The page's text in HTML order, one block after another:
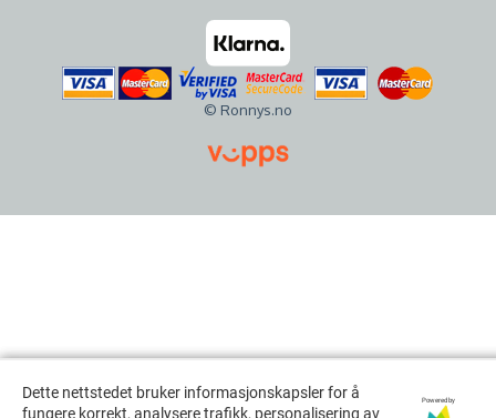
© Ronnys.no
Dette nettstedet bruker informasjonskapsler for å
fungere korrekt, analysere trafikk, personalisering av
Powered by
Dette nettstedet bruker informasjonskapsler for å
fungere korrekt, analysere trafikk, personalisering av
Powered by